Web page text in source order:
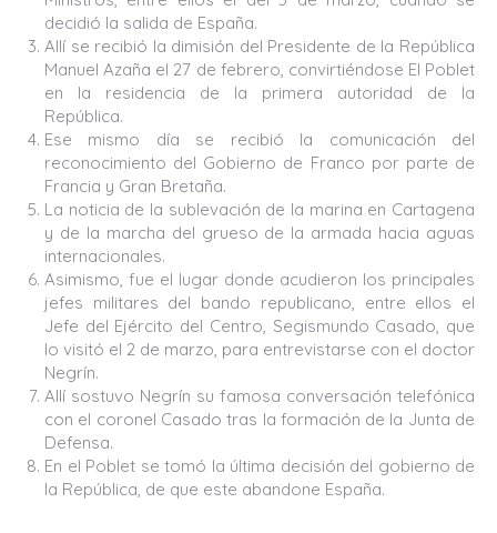
decidió la salida de España.
Allí se recibió la dimisión del Presidente de la República
Manuel Azaña el 27 de febrero, convirtiéndose El Poblet
en la residencia de la primera autoridad de la
República.
Ese mismo día se recibió la comunicación del
reconocimiento del Gobierno de Franco por parte de
Francia y Gran Bretaña.
La noticia de la sublevación de la marina en Cartagena
y de la marcha del grueso de la armada hacia aguas
internacionales.
Asimismo, fue el lugar donde acudieron los principales
jefes militares del bando republicano, entre ellos el
Jefe del Ejército del Centro, Segismundo Casado, que
lo visitó el 2 de marzo, para entrevistarse con el doctor
Negrín.
Allí sostuvo Negrín su famosa conversación telefónica
con el coronel Casado tras la formación de la Junta de
Defensa.
En el Poblet se tomó la última decisión del gobierno de
la República, de que este abandone España.